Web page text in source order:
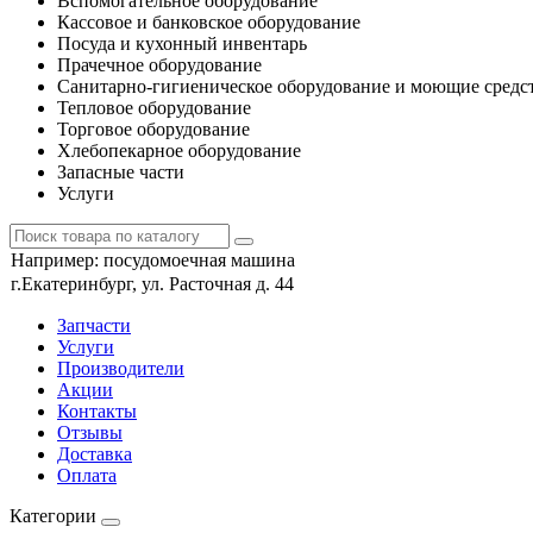
Кассовое и банковское оборудование
Посуда и кухонный инвентарь
Прачечное оборудование
Санитарно-гигиеническое оборудование и моющие
Тепловое оборудование
Торговое оборудование
Хлебопекарное оборудование
Запасные части
Услуги
Например: посудомоечная машина
г.Екатеринбург, ул. Расточная д. 44
Запчасти
Услуги
Производители
Акции
Контакты
Отзывы
Доставка
Оплата
Категории